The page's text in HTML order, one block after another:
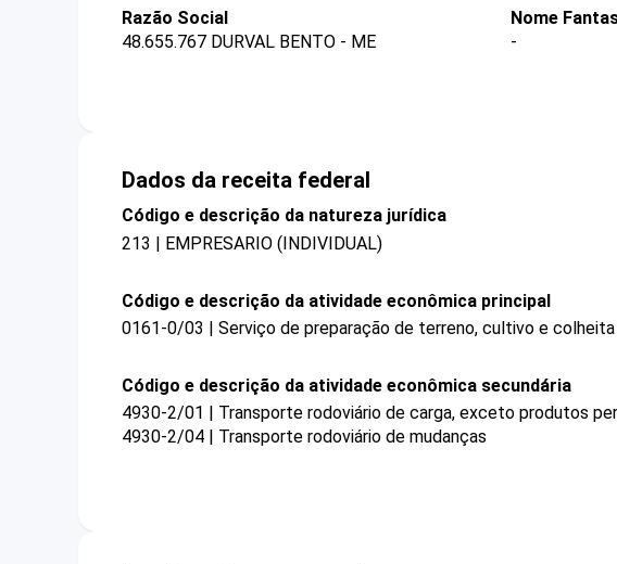
Razão Social
48.655.767 DURVAL BENTO - ME
Nome
-
Dados da receita federal
Código e descrição da natureza jurídica
213 | EMPRESARIO (INDIVIDUAL)
Código e descrição da atividade econômica principal
0161-0/03 | Serviço de preparação de terreno, cultivo e colheita
Código e descrição da atividade econômica secundária
4930-2/01 | Transporte rodoviário de carga, exceto produtos
4930-2/04 | Transporte rodoviário de mudanças